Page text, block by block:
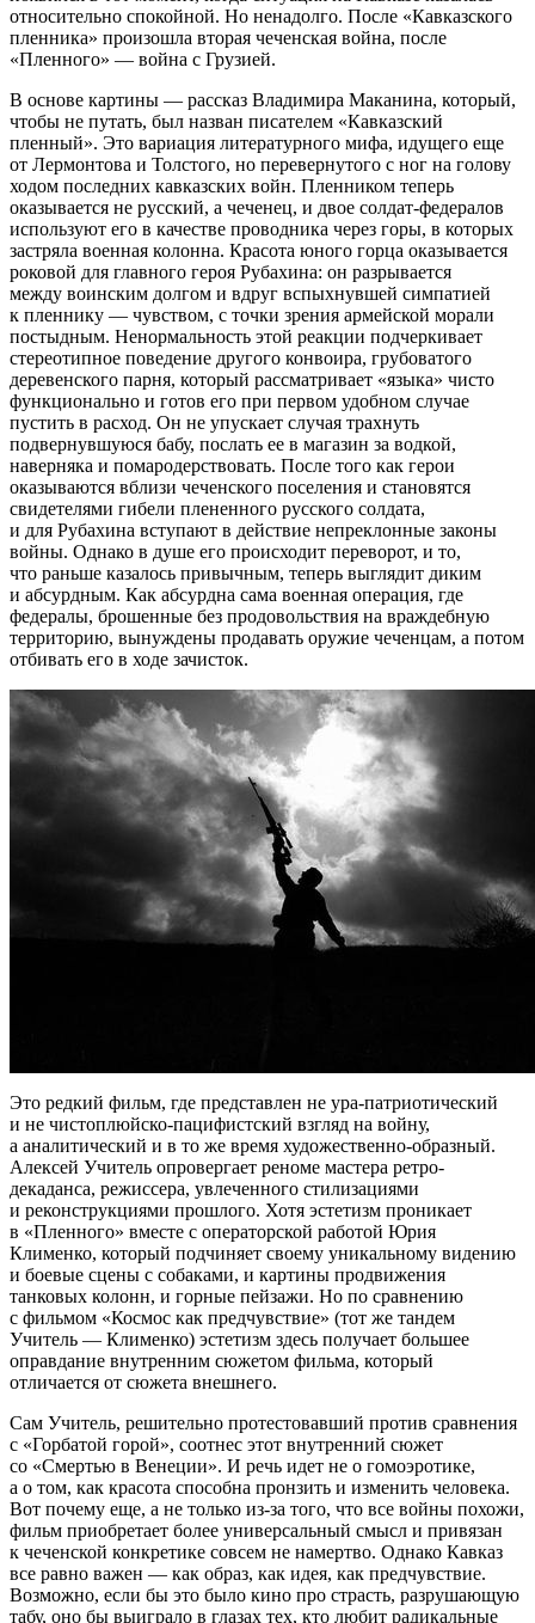
относительно спокойной. Но ненадолго. После «Кавказского
пленника» произошла вторая чеченская война, после
«Пленного» — война с Грузией.
В основе картины — рассказ Владимира Маканина, который,
чтобы не путать, был назван писателем «Кавказский
пленный». Это вариация литературного мифа, идущего еще
от Лермонтова и Толстого, но перевернутого с ног на голову
ходом последних кавказских войн. Пленником теперь
оказывается не русский, а чеченец, и двое солдат-федералов
используют его в качестве проводника через горы, в которых
застряла военная колонна. Красота юного горца оказывается
роковой для главного героя Рубахина: он разрывается
между воинским долгом и вдруг вспыхнувшей симпатией
к пленнику — чувством, с точки зрения армейской морали
постыдным. Ненормальность этой реакции подчеркивает
стереотипное поведение другого конвоира, грубоватого
деревенского парня, который рассматривает «языка» чисто
функционально и готов его при первом удобном случае
пустить в расход. Он не упускает случая трахнуть
подвернувшуюся бабу, послать ее в магазин за водкой,
наверняка и помародерствовать. После того как герои
оказываются вблизи чеченского поселения и становятся
свидетелями гибели плененного русского солдата,
и для Рубахина вступают в действие непреклонные законы
войны. Однако в душе его происходит переворот, и то,
что раньше казалось привычным, теперь выглядит диким
и абсурдным. Как абсурдна сама военная операция, где
федералы, брошенные без продовольствия на враждебную
территорию, вынуждены продавать оружие чеченцам, а потом
отбивать его в ходе зачисток.
Это редкий фильм, где представлен не ура-патриотический
и не чистоплюйско-пацифистский взгляд на войну,
а аналитический и в то же время художественно-образный.
Алексей Учитель опровергает реноме мастера ретро-
декаданса, режиссера, увлеченного стилизациями
и реконструкциями прошлого. Хотя эстетизм проникает
в «Пленного» вместе с операторской работой Юрия
Клименко, который подчиняет своему уникальному видению
и боевые сцены с собаками, и картины продвижения
танковых колонн, и горные пейзажи. Но по сравнению
с фильмом «Космос как предчувствие» (тот же тандем
Учитель — Клименко) эстетизм здесь получает большее
оправдание внутренним сюжетом фильма, который
отличается от сюжета внешнего.
Сам Учитель, решительно протестовавший против сравнения
с «Горбатой горой», соотнес этот внутренний сюжет
со «Смертью в Венеции». И речь идет не о гомоэротике,
а о том, как красота способна пронзить и изменить человека.
Вот почему еще, а не только из-за того, что все войны похожи,
фильм приобретает более универсальный смысл и привязан
к чеченской конкретике совсем не намертво. Однако Кавказ
все равно важен — как образ, как идея, как предчувствие.
Возможно, если бы это было кино про страсть, разрушающую
табу, оно бы выиграло в глазах тех, кто любит радикальные